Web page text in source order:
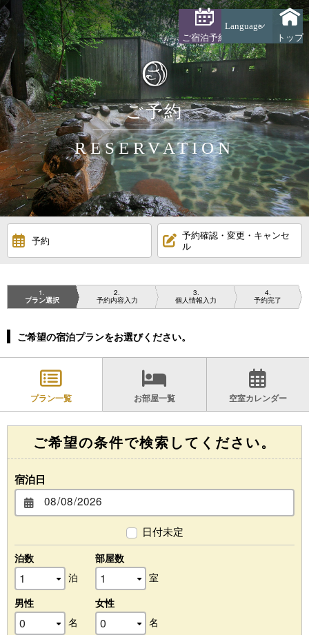
ご宿泊予約
Language
トップ
ご予約
RESERVATION
予約
予約確認・変更・キャンセ
ル
1
プラン選択
2
予約内容入力
3
個人情報入力
4
予約完了
ご希望の宿泊プランをお選びください。
プラン一覧 お部屋一覧 空室カレンダー
ご希望の条件で検索してください。
宿泊日
日付未定
泊数
泊
部屋数
室
男性
名
女性
名